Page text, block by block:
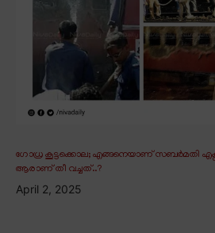
ഗോധ്ര കൂട്ടക്കൊല; എങ്ങനെയാണ് സബർമതി
ആരാണ് തീ വച്ചത്..?
April 2, 2025